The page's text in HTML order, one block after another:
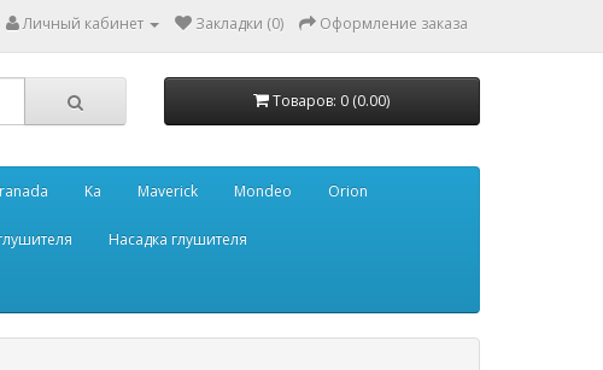
Личный кабинет Закладки (0) Оформление заказа
Товаров: 0 (0.00)
Ka Maverick Mondeo Orion
Насадка глушителя